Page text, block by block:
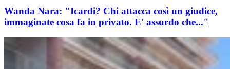
Wanda Nara: "Icardi? Chi attacca così un giudice,
immaginate cosa fa in privato. E' assurdo che..."